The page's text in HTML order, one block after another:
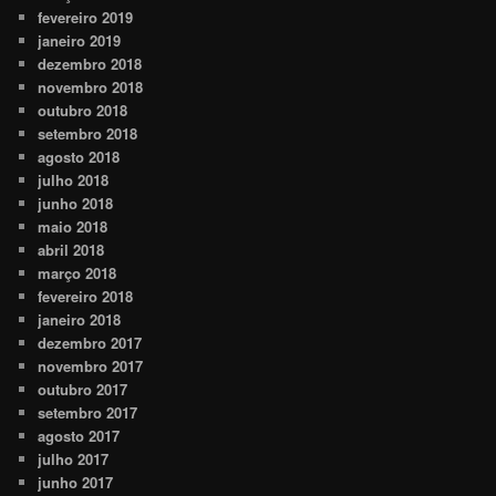
fevereiro 2019
janeiro 2019
dezembro 2018
novembro 2018
outubro 2018
setembro 2018
agosto 2018
julho 2018
junho 2018
maio 2018
abril 2018
março 2018
fevereiro 2018
janeiro 2018
dezembro 2017
novembro 2017
outubro 2017
setembro 2017
agosto 2017
julho 2017
junho 2017